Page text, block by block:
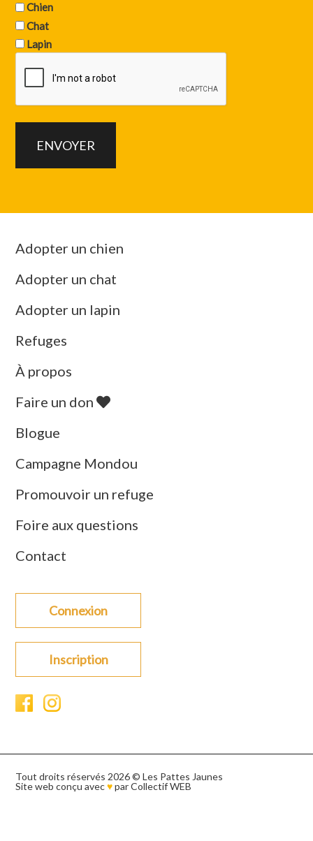
Chien
Chat
Lapin
Adopter un chien
Adopter un chat
Adopter un lapin
Refuges
À propos
Faire un don
Blogue
Campagne Mondou
Promouvoir un refuge
Foire aux questions
Contact
Connexion
Inscription
Tout droits réservés 2026 © Les Pattes Jaunes
Site web conçu avec♥parCollectif WEB